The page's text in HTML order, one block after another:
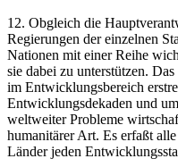
12. Obgleich die
Regierungen der einzelnen
Nationen mit einer Reihe
sie dabei zu unterstützen.
im Entwicklungsbereich
Entwicklungsdekaden und
weltweiter Probleme
humanitärer Art. Es erfaßt
Länder jeden